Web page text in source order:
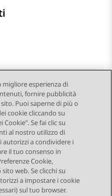
Argomento successivo
esperienza di
fornire pubblicità
Puoi saperne di più o
cookie cliccando su
Se fai clic su
al nostro utilizzo di
autorizzi a condividere i
il tuo consenso in
Cookie,
web. Se clicchi su
a impostare i cookie
sul tuo browser.